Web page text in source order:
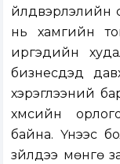
үйлдвэрлэлийн
нь хамгийн
иргэдийн
бизнесүүдэд
хэрэглээний
хүмүүсийн
байна. Үүнээс
зүйлдээ мөнгө